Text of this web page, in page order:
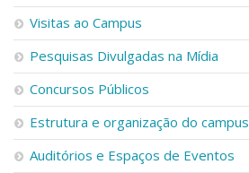
Projetos, Programas e Cursos
Artes, Cultura e Esportes
Museus e Espaços Interativos
Bibliotecas
Apoio ao Estudante
Segurança, Trânsito e Prevenção
RH, Administrativo e Financeiro
Visitas ao Campus
Pesquisas Divulgadas na Mídia
Concursos Públicos
Estrutura e organização do campus
Auditórios e Espaços de Eventos